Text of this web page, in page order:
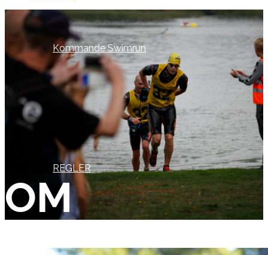
Kommande Swimrun
REGLER
OM